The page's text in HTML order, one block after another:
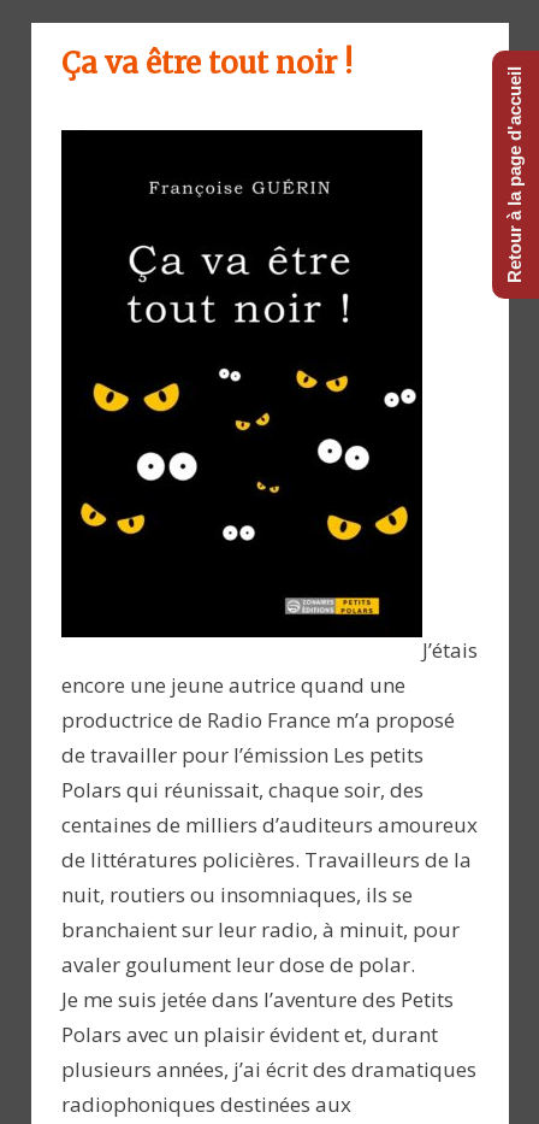
Ça va être tout noir !
J’étais
encore une jeune autrice quand une
productrice de Radio France m’a proposé
de travailler pour l’émission Les petits
Polars qui réunissait, chaque soir, des
centaines de milliers d’auditeurs amoureux
de littératures policières. Travailleurs de la
nuit, routiers ou insomniaques, ils se
branchaient sur leur radio, à minuit, pour
avaler goulument leur dose de polar.
Je me suis jetée dans l’aventure des Petits
Polars avec un plaisir évident et, durant
plusieurs années, j’ai écrit des dramatiques
radiophoniques destinées aux
Retour à la page d'accueil